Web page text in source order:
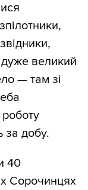
великий
— там зі
за добу.
40
Сорочинцях